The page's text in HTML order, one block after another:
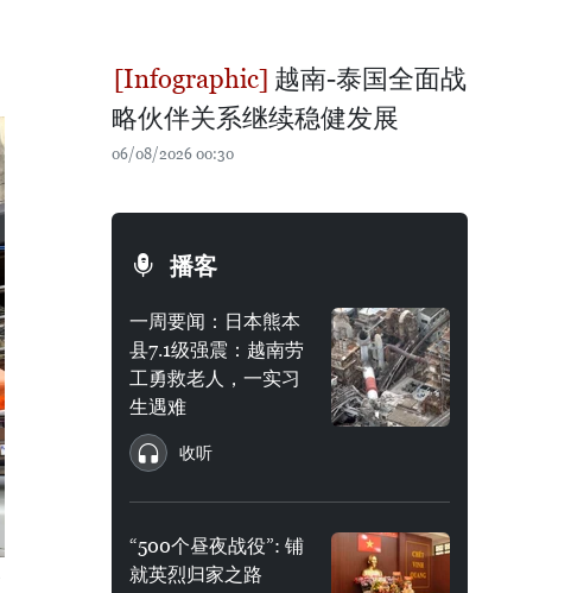
越南-泰国全面战
略伙伴关系继续稳健发展
06/08/2026 00:30
播客
一周要闻：日本熊本
县7.1级强震：越南劳
工勇救老人，一实习
生遇难
收听
“500个昼夜战役”: 铺
就英烈归家之路